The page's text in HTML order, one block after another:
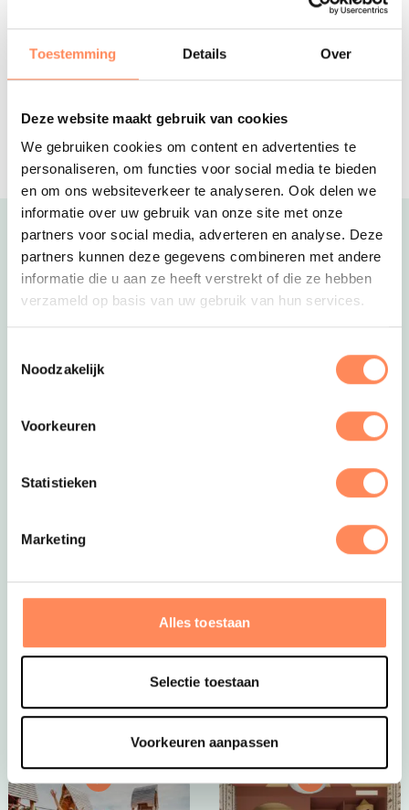
Toestemming Details Over
Deze website maakt gebruik van cookies
We gebruiken cookies om content en advertenties te
personaliseren, om functies voor social media te bieden
en om ons websiteverkeer te analyseren. Ook delen we
informatie over uw gebruik van onze site met onze
partners voor social media, adverteren en analyse. Deze
partners kunnen deze gegevens combineren met andere
informatie die u aan ze heeft verstrekt of die ze hebben
verzameld op basis van uw gebruik van hun services.
Noodzakelijk
Voorkeuren
Statistieken
Marketing
Alles toestaan
Selectie toestaan
Voorkeuren aanpassen
Authentiek vakantiehuis voor 6
personen, verstopt in de bossen van
Levendige camping op de Veluwe met
zwembad en binnenspeeltuin
Uitgelicht
avontuur. Een paradijs voor jonge ontdekkers én een
plek waar ouders helemaal tot rust komen.
Bekijk Huttopia de Roos